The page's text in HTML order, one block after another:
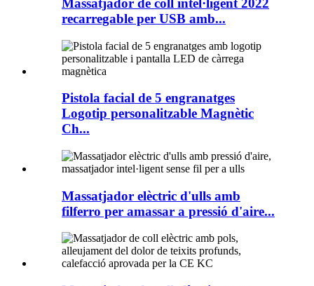
Massatjador de coll intel·ligent 2022
recarregable per USB amb...
Pistola facial de 5 engranatges
Logotip personalitzable Magnètic
Ch...
Massatjador elèctric d'ulls amb
filferro per amassar a pressió d'aire...